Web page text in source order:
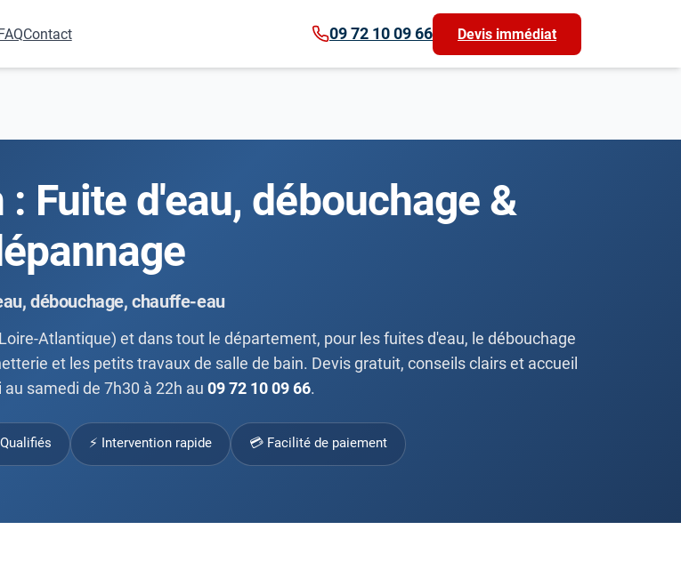
Contact 09 72 10 09 66 Devis immédiat
Fuite d'eau, débouchage &
débouchage, chauffe-eau
Atlantique) et dans tout le département, pour les fuites d'eau, le débouchage
et les petits travaux de salle de bain. Devis gratuit, conseils clairs et accueil
samedi de 7h30 à 22h au 09 72 10 09 66.
⚡ Intervention rapide 💳 Facilité de paiement